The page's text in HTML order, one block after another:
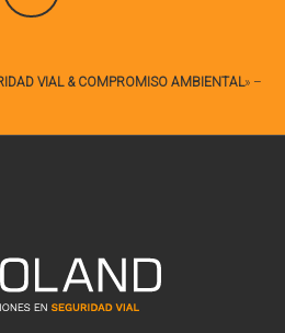
VIAL & COMPROMISO AMBIENTAL» –